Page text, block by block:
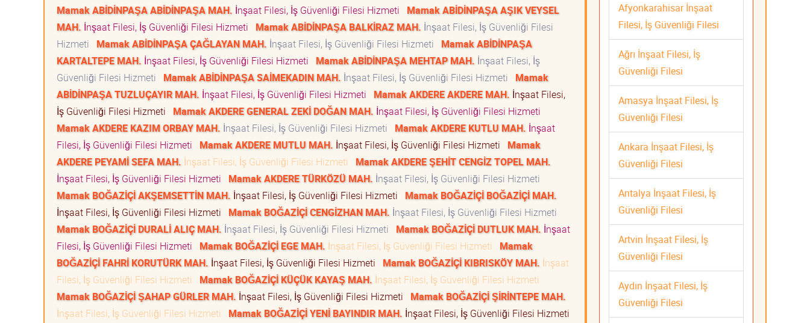
Mamak ABİDİNPAŞA ABİDİNPAŞA MAH. İnşaat Filesi, İş Güvenliği Filesi Hizmeti
Mamak ABİDİNPAŞA AŞIK VEYSEL
MAH. İnşaat Filesi, İş Güvenliği Filesi Hizmeti Mamak ABİDİNPAŞA BALKİRAZ MAH. İnşaat Filesi, İş Güvenliği Filesi
Hizmeti
Mamak ABİDİNPAŞA ÇAĞLAYAN MAH. İnşaat Filesi, İş Güvenliği Filesi Hizmeti
Mamak ABİDİNPAŞA
KARTALTEPE MAH. İnşaat Filesi, İş Güvenliği Filesi Hizmeti Mamak ABİDİNPAŞA MEHTAP MAH. İnşaat Filesi, İş
Güvenliği Filesi Hizmeti
Mamak ABİDİNPAŞA SAİMEKADIN MAH. İnşaat Filesi, İş Güvenliği Filesi Hizmeti
Mamak
ABİDİNPAŞA TUZLUÇAYIR MAH. İnşaat Filesi, İş Güvenliği Filesi Hizmeti Mamak AKDERE AKDERE MAH. İnşaat Filesi,
İş Güvenliği Filesi Hizmeti
Mamak AKDERE GENERAL ZEKİ DOĞAN MAH. İnşaat Filesi, İş Güvenliği Filesi Hizmeti
Mamak AKDERE KAZIM ORBAY MAH. İnşaat Filesi, İş Güvenliği Filesi Hizmeti Mamak AKDERE KUTLU MAH. İnşaat
Filesi, İş Güvenliği Filesi Hizmeti
Mamak AKDERE MUTLU MAH. İnşaat Filesi, İş Güvenliği Filesi Hizmeti
Mamak
AKDERE PEYAMİ SEFA MAH. İnşaat Filesi, İş Güvenliği Filesi Hizmeti
Mamak AKDERE ŞEHİT CENGİZ TOPEL MAH.
İnşaat Filesi, İş Güvenliği Filesi Hizmeti
Mamak AKDERE TÜRKÖZÜ MAH. İnşaat Filesi, İş Güvenliği Filesi Hizmeti
Mamak BOĞAZİÇİ AKŞEMSETTİN MAH. İnşaat Filesi, İş Güvenliği Filesi Hizmeti
Mamak BOĞAZİÇİ BOĞAZİÇİ MAH.
İnşaat Filesi, İş Güvenliği Filesi Hizmeti
Mamak BOĞAZİÇİ CENGİZHAN MAH. İnşaat Filesi, İş Güvenliği Filesi Hizmeti
Mamak BOĞAZİÇİ DURALİ ALIÇ MAH. İnşaat Filesi, İş Güvenliği Filesi Hizmeti Mamak BOĞAZİÇİ DUTLUK MAH. İnşaat
Filesi, İş Güvenliği Filesi Hizmeti
Mamak BOĞAZİÇİ EGE MAH. İnşaat Filesi, İş Güvenliği Filesi Hizmeti
Mamak
BOĞAZİÇİ FAHRİ KORUTÜRK MAH. İnşaat Filesi, İş Güvenliği Filesi Hizmeti Mamak BOĞAZİÇİ KIBRISKÖY MAH. İnşaat
Filesi, İş Güvenliği Filesi Hizmeti
Mamak BOĞAZİÇİ KÜÇÜK KAYAŞ MAH. İnşaat Filesi, İş Güvenliği Filesi Hizmeti
Mamak BOĞAZİÇİ ŞAHAP GÜRLER MAH. İnşaat Filesi, İş Güvenliği Filesi Hizmeti
Mamak BOĞAZİÇİ ŞİRİNTEPE MAH.
İnşaat Filesi, İş Güvenliği Filesi Hizmeti
Mamak BOĞAZİÇİ YENİ BAYINDIR MAH. İnşaat Filesi, İş Güvenliği Filesi Hizmeti
Afyonkarahisar İnşaat
Filesi, İş Güvenliği Filesi
Ağrı İnşaat Filesi, İş
Güvenliği Filesi
Amasya İnşaat Filesi, İş
Güvenliği Filesi
Ankara İnşaat Filesi, İş
Güvenliği Filesi
Antalya İnşaat Filesi, İş
Güvenliği Filesi
Artvin İnşaat Filesi, İş
Güvenliği Filesi
Aydın İnşaat Filesi, İş
Güvenliği Filesi